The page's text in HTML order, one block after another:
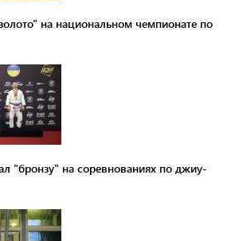
на национальном чемпионате по
"бронзу" на соревнованиях по джиу-